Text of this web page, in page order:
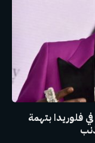
فلوريدا بتهمة